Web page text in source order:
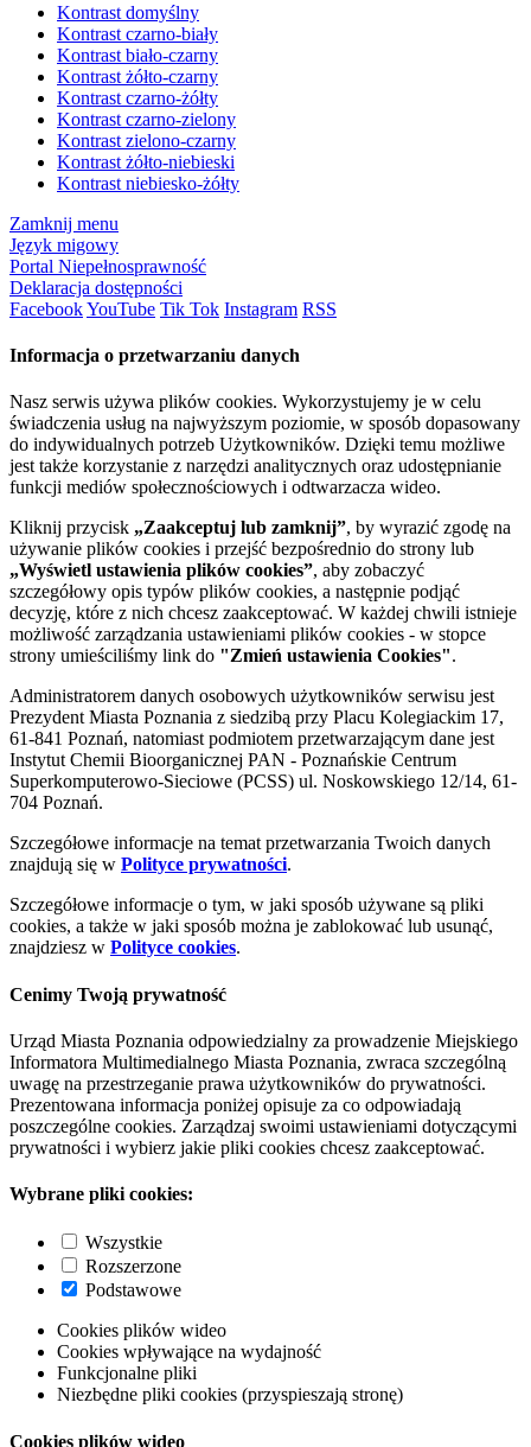
Kontrast domyślny
Kontrast czarno-biały
Kontrast biało-czarny
Kontrast żółto-czarny
Kontrast czarno-żółty
Kontrast czarno-zielony
Kontrast zielono-czarny
Kontrast żółto-niebieski
Kontrast niebiesko-żółty
Zamknij menu
Język migowy
Portal Niepełnosprawność
Deklaracja dostępności
FacebookYouTube Tik Tok Instagram RSS
Informacja o przetwarzaniu danych
Nasz serwis używa plików cookies. Wykorzystujemy je w celu
świadczenia usług na najwyższym poziomie, w sposób dopasowany
do indywidualnych potrzeb Użytkowników. Dzięki temu możliwe
jest także korzystanie z narzędzi analitycznych oraz udostępnianie
funkcji mediów społecznościowych i odtwarzacza wideo.
Kliknij przycisk „Zaakceptuj lub zamknij”, by wyrazić zgodę na
używanie plików cookies i przejść bezpośrednio do strony lub
„Wyświetl ustawienia plików cookies”, aby zobaczyć
szczegółowy opis typów plików cookies, a następnie podjąć
decyzję, które z nich chcesz zaakceptować. W każdej chwili istnieje
możliwość zarządzania ustawieniami plików cookies - w stopce
strony umieściliśmy link do "Zmień ustawienia Cookies".
Administratorem danych osobowych użytkowników serwisu jest
Prezydent Miasta Poznania z siedzibą przy Placu Kolegiackim 17,
61-841 Poznań, natomiast podmiotem przetwarzającym dane jest
Instytut Chemii Bioorganicznej PAN - Poznańskie Centrum
Superkomputerowo-Sieciowe (PCSS) ul. Noskowskiego 12/14, 61-
704 Poznań.
Szczegółowe informacje na temat przetwarzania Twoich danych
znajdują się w Polityce prywatności.
Szczegółowe informacje o tym, w jaki sposób używane są pliki
cookies, a także w jaki sposób można je zablokować lub usunąć,
znajdziesz w Polityce cookies.
Cenimy Twoją prywatność
Urząd Miasta Poznania odpowiedzialny za prowadzenie Miejskiego
Informatora Multimedialnego Miasta Poznania, zwraca szczególną
uwagę na przestrzeganie prawa użytkowników do prywatności.
Prezentowana informacja poniżej opisuje za co odpowiadają
poszczególne cookies. Zarządzaj swoimi ustawieniami dotyczącymi
prywatności i wybierz jakie pliki cookies chcesz zaakceptować.
Wybrane pliki cookies:
Wszystkie
Rozszerzone
Podstawowe
Cookies plików wideo
Cookies wpływające na wydajność
Funkcjonalne pliki
Niezbędne pliki cookies (przyspieszają stronę)
Cookies plików wideo